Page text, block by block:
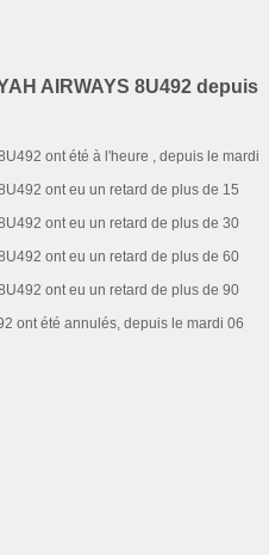
AIRWAYS 8U492 depuis
ont été à l'heure , depuis le mardi
ont eu un retard de plus de 15
ont eu un retard de plus de 30
ont eu un retard de plus de 60
ont eu un retard de plus de 90
ont été annulés, depuis le mardi 06